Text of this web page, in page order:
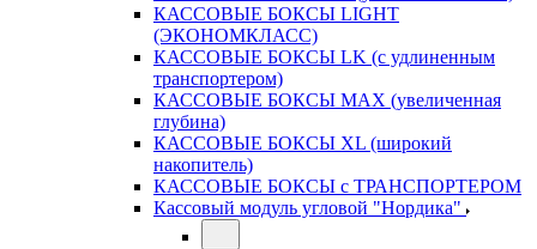
КАССОВЫЕ БОКСЫ LIGHT
(ЭКОНОМКЛАСС)
КАССОВЫЕ БОКСЫ LK (с удлиненным
транспортером)
КАССОВЫЕ БОКСЫ MAX (увеличенная
глубина)
КАССОВЫЕ БОКСЫ XL (широкий
накопитель)
КАССОВЫЕ БОКСЫ с ТРАНСПОРТЕРОМ
Кассовый модуль угловой "Нордика"